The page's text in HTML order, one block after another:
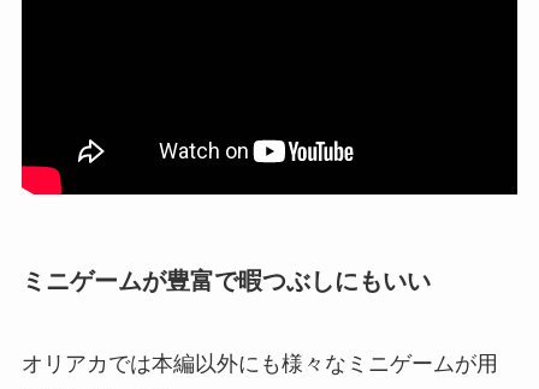
ミニゲームが豊富で暇つぶしにもいい
オリアカでは本編以外にも様々なミニゲームが用